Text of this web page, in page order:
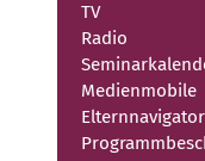
TV
Radio
Medienmobile
Elternnavigator